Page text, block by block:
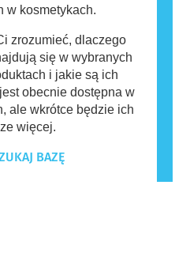
w kosmetykach.
zrozumieć, dlaczego
się w wybranych
i jakie są ich
obecnie dostępna w
ale wkrótce będzie ich
więcej.
BAZĘ